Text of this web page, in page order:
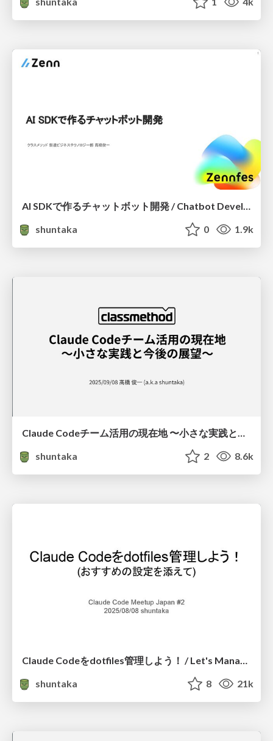
AI SDKで作るチャットボット開発 / Chatbot Development with AI SDK
shuntaka
0 1.9k
Claude Codeチーム活用の現在地 〜小さな実践と今後の展望〜 / Current State of Claude Code Team Adoption - Small Practices and Future Prospects
shuntaka
2 8.6k
shuntaka
8 21k